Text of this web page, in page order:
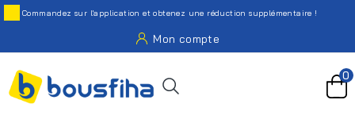
Commandez sur l'application et obtenez une réduction supplémentaire !
Mon compte
0